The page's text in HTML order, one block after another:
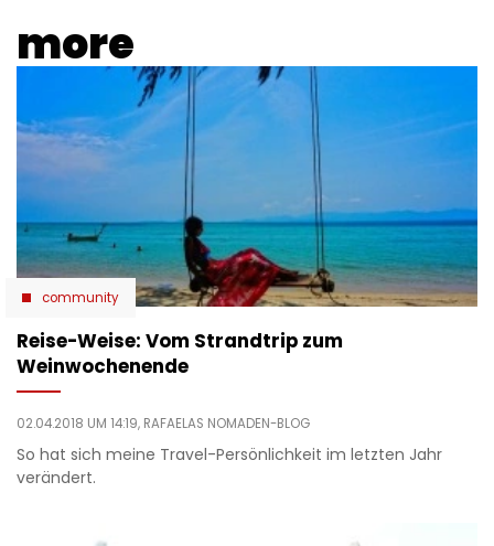
more
community
Reise-Weise: Vom Strandtrip zum
Weinwochenende
02.04.2018 UM 14:19, RAFAELAS NOMADEN-BLOG
So hat sich meine Travel-Persönlichkeit im letzten Jahr
verändert.